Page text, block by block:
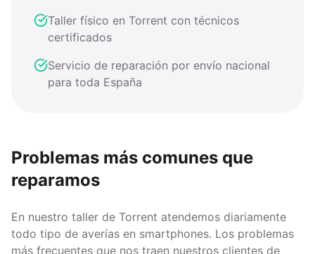
Taller físico en Torrent con técnicos
certificados
Servicio de reparación por envío nacional
para toda España
Problemas más comunes que
reparamos
En nuestro taller de Torrent atendemos diariamente
todo tipo de averías en smartphones. Los problemas
más frecuentes que nos traen nuestros clientes de